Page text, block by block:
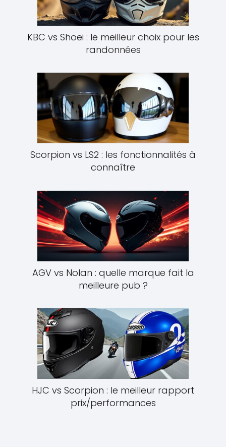
KBC vs Shoei : le meilleur choix pour les
randonnées
Scorpion vs LS2 : les fonctionnalités à
connaître
AGV vs Nolan : quelle marque fait la
meilleure pub ?
HJC vs Scorpion : le meilleur rapport
prix/performances